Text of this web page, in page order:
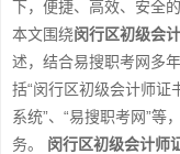
下，便捷、高效、安全
本文围绕闵行区初级会
述，结合易搜职考网多
括“闵行区初级会计师证
系统”、“易搜职考网”等
务。 闵行区初级会计师